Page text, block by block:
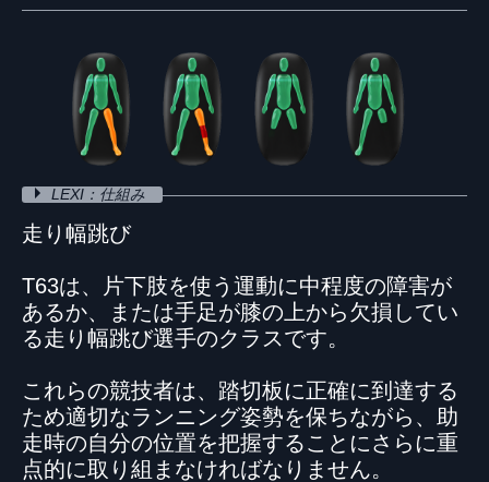
LEXI：仕組み
走り幅跳び
T63は、片下肢を使う運動に中程度の障害が
あるか、または手足が膝の上から欠損してい
る走り幅跳び選手のクラスです。
これらの競技者は、踏切板に正確に到達する
ため適切なランニング姿勢を保ちながら、助
走時の自分の位置を把握することにさらに重
点的に取り組まなければなりません。